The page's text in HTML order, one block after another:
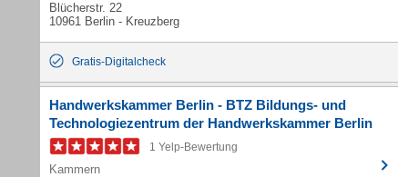
Blücherstr. 22
10961 Berlin - Kreuzberg
Gratis-Digitalcheck
Handwerkskammer Berlin - BTZ Bildungs- und
Technologiezentrum der Handwerkskammer Berlin
1 Yelp-Bewertung
Kammern